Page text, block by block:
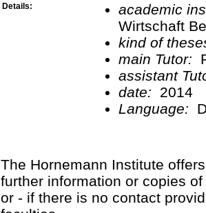
Details:
academic
Wirtschaft
kind of
main Tutor:
assistant
date:
2014
Language:
The Hornemann Institute
further information or copies
or - if there is no contact